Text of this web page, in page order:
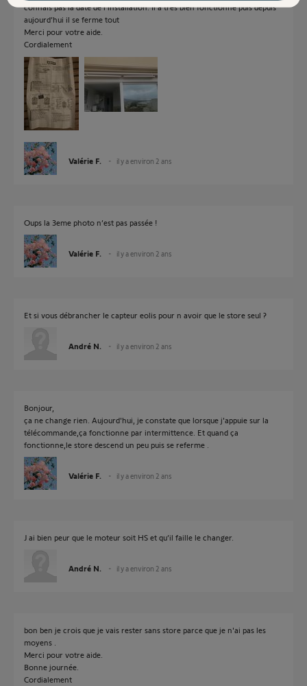
connais pas la date de l’installation. Il a très bien fonctionné puis depuis
aujourd’hui il se ferme tout
Merci pour votre aide.
Cordialement
Valérie F. il y a environ 2 ans
Oups la 3eme photo n’est pas passée !
Valérie F. il y a environ 2 ans
Et si vous débrancher le capteur eolis pour n avoir que le store seul ?
André N. il y a environ 2 ans
Bonjour,
ça ne change rien. Aujourd'hui, je constate que lorsque j'appuie sur la
télécommande,ça fonctionne par intermittence. Et quand ça
fonctionne,le store descend un peu puis se referme .
Valérie F. il y a environ 2 ans
J ai bien peur que le moteur soit HS et qu’il faille le changer.
André N. il y a environ 2 ans
bon ben je crois que je vais rester sans store parce que je n'ai pas les
moyens .
Merci pour votre aide.
Bonne journée.
Cordialement